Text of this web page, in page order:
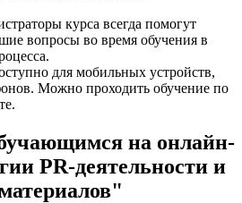
курса всегда помогут
вопросы во время обучения в
для мобильных устройств,
Можно проходить обучение по
на онлайн-
PR-деятельности и